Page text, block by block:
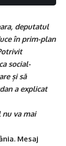
deputatul
în prim-plan
social-
și să
a explicat
va mai
Mesaj